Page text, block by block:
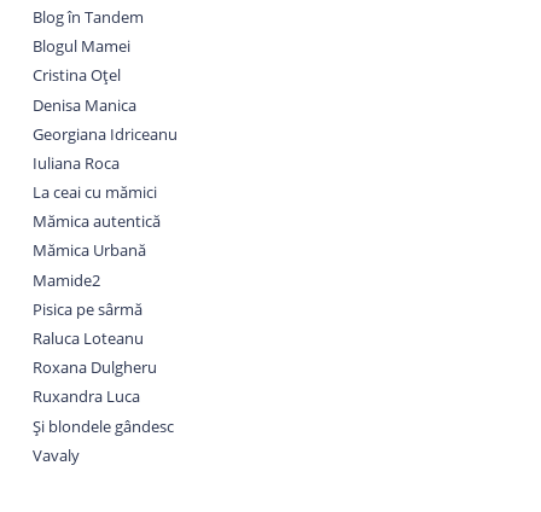
Blog în Tandem
Blogul Mamei
Cristina Oțel
Denisa Manica
Georgiana Idriceanu
Iuliana Roca
La ceai cu mămici
Mămica autentică
Mămica Urbană
Mamide2
Pisica pe sârmă
Raluca Loteanu
Roxana Dulgheru
Ruxandra Luca
Și blondele gândesc
Vavaly